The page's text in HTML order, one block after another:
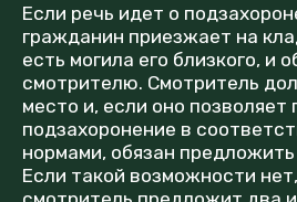
Если речь идет о
гражданин приезжает на
есть могила его близкого, и
смотрителю. Смотритель
место и, если оно позволяет
подзахоронение в
нормами, обязан
Если такой возможности